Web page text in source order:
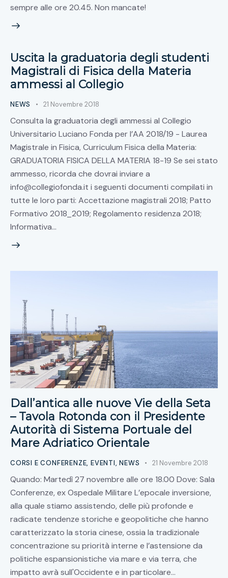
sempre alle ore 20.45. Non mancate!
Uscita la graduatoria degli studenti
Magistrali di Fisica della Materia
ammessi al Collegio
NEWS 21 Novembre 2018
Consulta la graduatoria degli ammessi al Collegio
Universitario Luciano Fonda per l’AA 2018/19 - Laurea
Magistrale in Fisica, Curriculum Fisica della Materia:
GRADUATORIA FISICA DELLA MATERIA 18-19 Se sei stato
ammesso, ricorda che dovrai inviare a
info@collegiofonda.it i seguenti documenti compilati in
tutte le loro parti: Accettazione magistrali 2018; Patto
Formativo 2018_2019; Regolamento residenza 2018;
Informativa…
Dall’antica alle nuove Vie della Seta
– Tavola Rotonda con il Presidente
Autorità di Sistema Portuale del
Mare Adriatico Orientale
CORSI E CONFERENZE,EVENTI,NEWS 21 Novembre 2018
Quando: Martedì 27 novembre alle ore 18.00 Dove: Sala
Conferenze, ex Ospedale Militare L’epocale inversione,
alla quale stiamo assistendo, delle più profonde e
radicate tendenze storiche e geopolitiche che hanno
caratterizzato la storia cinese, ossia la tradizionale
concentrazione su priorità interne e l’astensione da
politiche espansionistiche via mare e via terra, che
impatto avrà sull'Occidente e in particolare…